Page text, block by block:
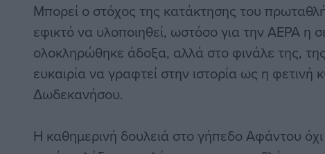
Μπορεί ο στόχος της κατάκτησης του
εφικτό να υλοποιηθεί, ωστόσο για την ΑΕΡΑ η
ολοκληρώθηκε άδοξα, αλλά στο φινάλε της,
ευκαιρία να γραφτεί στην ιστορία ως η φετινή
Δωδεκανήσου.
Η καθημερινή δουλειά στο γήπεδο Αφάντου